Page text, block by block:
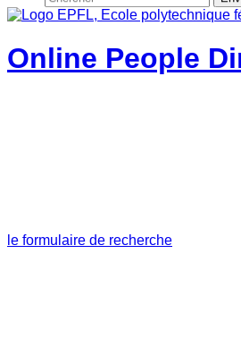
Online People
le formulaire de recherche